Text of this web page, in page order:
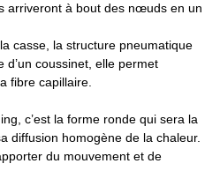
arriveront à bout des nœuds en un
casse, la structure pneumatique
d’un coussinet, elle permet
fibre capillaire.
c’est la forme ronde qui sera la
diffusion homogène de la chaleur.
du mouvement et de